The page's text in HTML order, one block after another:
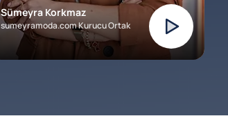
Sümeyra Korkmaz
sumeyramoda.com Kurucu Ortak